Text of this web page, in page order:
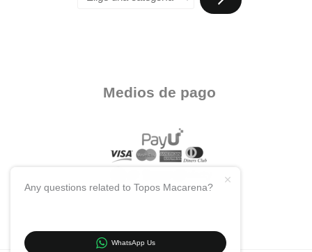
Medios de pago
Any questions related to Topos Macarena?
WhatsApp Us